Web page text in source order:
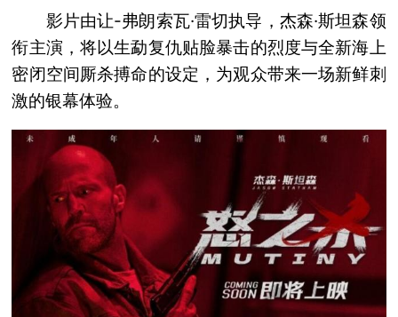
影片由让-弗朗索瓦·雷切执导，杰森·斯坦森领
衔主演，将以生勐复仇贴脸暴击的烈度与全新海上
密闭空间厮杀搏命的设定，为观众带来一场新鲜刺
激的银幕体验。